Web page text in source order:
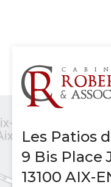
Les Patios
9 Bis Place
13100 AIX-